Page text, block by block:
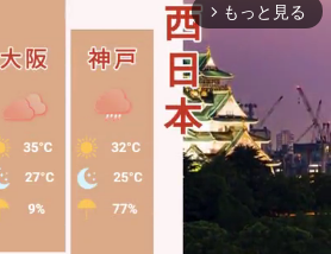
arrow_forward_ios もっと見る